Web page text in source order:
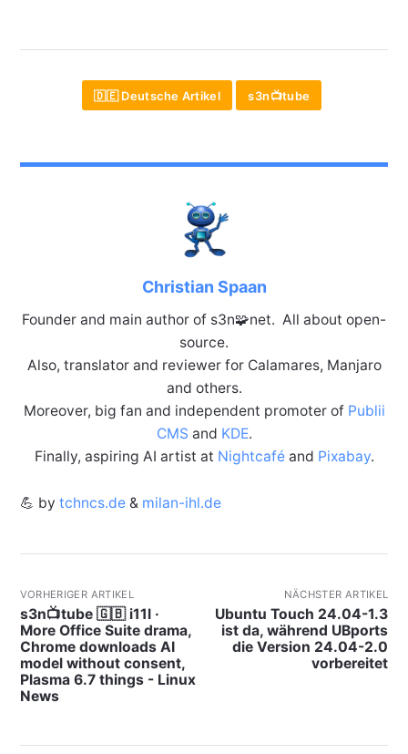
🇩🇪 Deutsche Artikel s3n📺tube
Christian Spaan
Founder and main author of s3n🧩net. All about open-
source.
Also, translator and reviewer for Calamares, Manjaro
and others.
Moreover, big fan and independent promoter of Publii
CMS and KDE.
Finally, aspiring AI artist at Nightcaféand Pixabay.
💪 by tchncs.de& milan-ihl.de
VORHERIGER ARTIKEL
s3n📺tube 🇬🇧 i11l ·
More Office Suite drama,
Chrome downloads AI
model without consent,
Plasma 6.7 things - Linux
News
NÄCHSTER ARTIKEL
Ubuntu Touch 24.04-1.3
ist da, während UBports
die Version 24.04-2.0
vorbereitet